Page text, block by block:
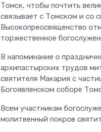
Томск, чтобы почтить
связывает с Томском и со
Высокопреосвященство
торжественное
В напоминание о
архипастырских трудов
святителя Макария с
Богоявленском соборе
Всем участникам
молитвенный покров